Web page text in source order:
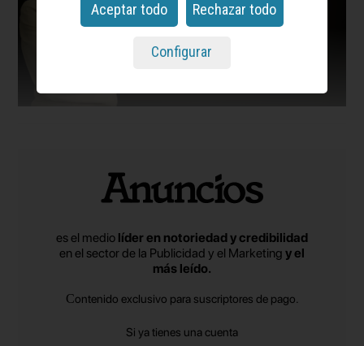
es el medio líder en notoriedad y credibilidad
en el sector de la Publicidad y el Marketing y el
más leído.
Contenido exclusivo para suscriptores de pago.
Si ya tienes una cuenta
Aceptar todo Rechazar todo
Configurar